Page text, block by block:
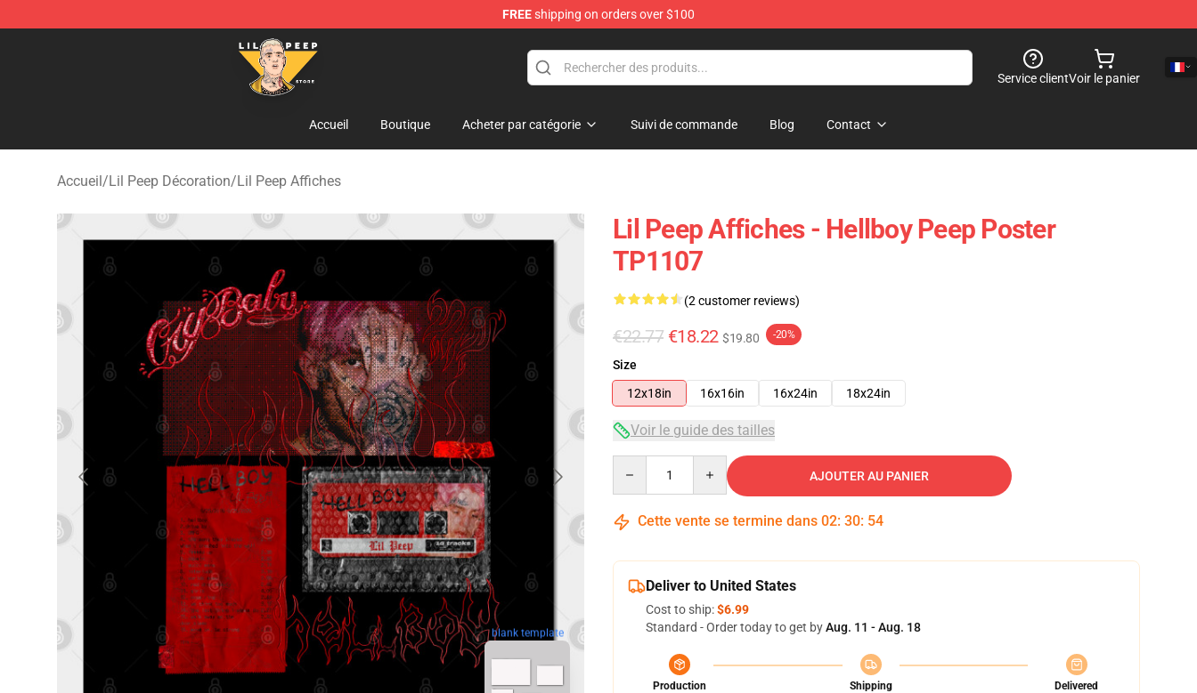
FREEshipping on orders over $100
Lil Peep Store - Official Lil Peep Merchandise Shop
Service clientVoir le panier
Accueil Boutique Acheter par catégorie Suivi de commande Blog Contact
Accueil/Lil Peep Décoration/Lil Peep Affiches
blank template
Lil Peep Affiches - Hellboy Peep Poster
TP1107
(2 customer reviews)
€22.77 €18.22 $19.80 -20%
Size
12x18in
16x16in 16x24in 18x24in
Voir le guide des tailles
AJOUTER AU PANIER
Cette vente se termine dans 02: 30: 53
Deliver to United States
Cost to ship:$6.99
Standard - Order today to get byAug. 11 - Aug. 18
Production
Shipping
Delivered